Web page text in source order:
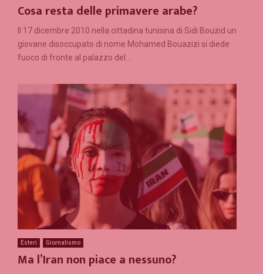
Cosa resta delle primavere arabe?
Il 17 dicembre 2010 nella cittadina tunisina di Sidi Bouzid un
giovane disoccupato di nome Mohamed Bouazizi si diede
fuoco di fronte al palazzo del...
Esteri Giornalismo
Ma l’Iran non piace a nessuno?